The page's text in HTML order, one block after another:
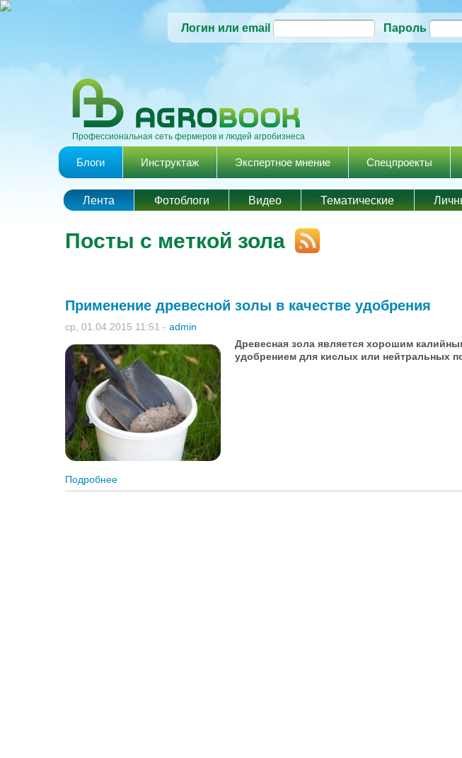
Логин или email Пароль
Профессиональная сеть фермеров и людей агробизнеса
Главное меню
Блоги Инструктаж Экспертное мнение Спецпроекты
Лента Фотоблоги Видео Тематические
Посты с меткой зола
Применение древесной золы в качестве удобрения
ср, 01.04.2015 11:51 - admin
Древесная зола является хорошим
удобрением для кислых или нейтральных
Подробнее